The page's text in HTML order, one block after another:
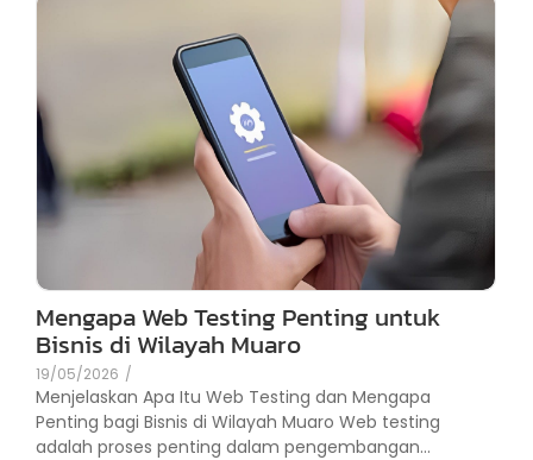
Mengapa Web Testing Penting untuk
Bisnis di Wilayah Muaro
19/05/2026 /
Menjelaskan Apa Itu Web Testing dan Mengapa
Penting bagi Bisnis di Wilayah Muaro Web testing
adalah proses penting dalam pengembangan...